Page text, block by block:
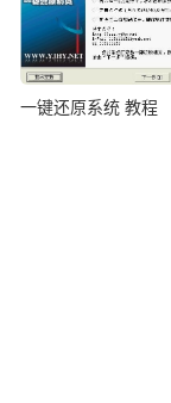
一键还原系统 教程